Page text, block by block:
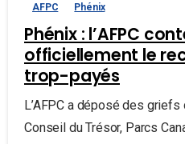
AFPC Phénix
Phénix : l’AFPC
officiellement le
trop-payés
L’AFPC a déposé des
Conseil du Trésor, Parcs